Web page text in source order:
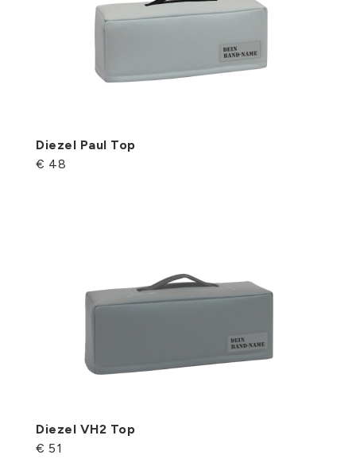
Diezel Paul Top
€ 48
Diezel VH2 Top
€ 51